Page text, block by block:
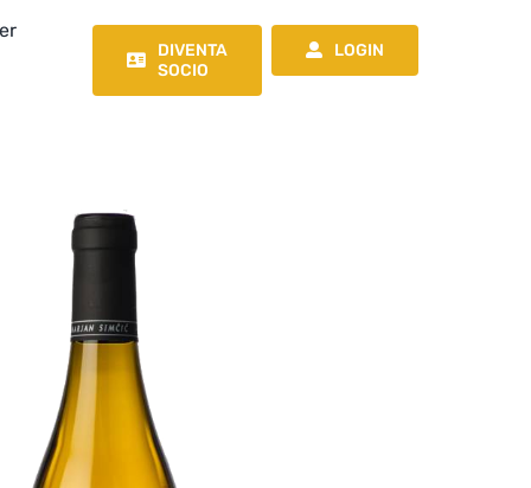
DIVENTA
SOCIO
LOGIN